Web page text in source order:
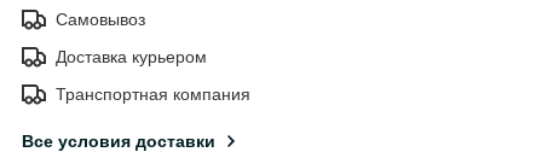
Самовывоз
Доставка курьером
Транспортная компания
Все условия доставки